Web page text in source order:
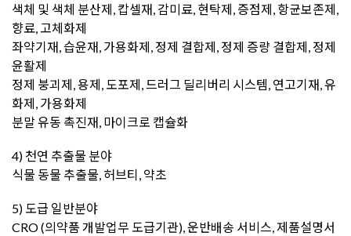
색체 및 색체 분산제, 캅셀재, 감미료, 현탁제, 증점제, 항균보존제,
향료, 고체화제
좌약기재, 습윤재, 가용화제, 정제 결합제, 정제 증량 결합제, 정제
윤활제
정제 붕괴제, 용제, 도포제, 드러그 딜리버리 시스템, 연고기재, 유
화제, 가용화제
분말 유동 촉진재, 마이크로 캡슐화
4) 천연 추출물 분야
식물 동물 추출물, 허브티, 약초
5) 도급 일반분야
CRO (의약품 개발업무 도급기관), 운반배송 서비스, 제품설명서